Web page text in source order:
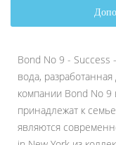
Bond No 9 - Success
вода,
компании Bond No 9
принадлежат к
являются